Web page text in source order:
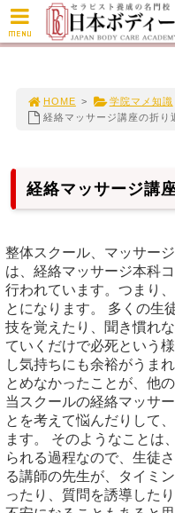
HOME > 学院マメ知識
経絡マッサージ講座の折り
経絡マッサージ講
整体スクール、マッサー
は、経絡マッサージ本科
行われています。つまり
とになります。 多くの生
技を覚えたり、聞き慣れ
ていくだけで必死という
し気持ちにも余裕がうま
とめなかったことが、他
当スクールの経絡マッサ
とを考えて悩んだりして
ます。 そのようなことは
られる過程なので、生徒
る講師の先生が、タイミ
ったり、質問を誘導した
MENU